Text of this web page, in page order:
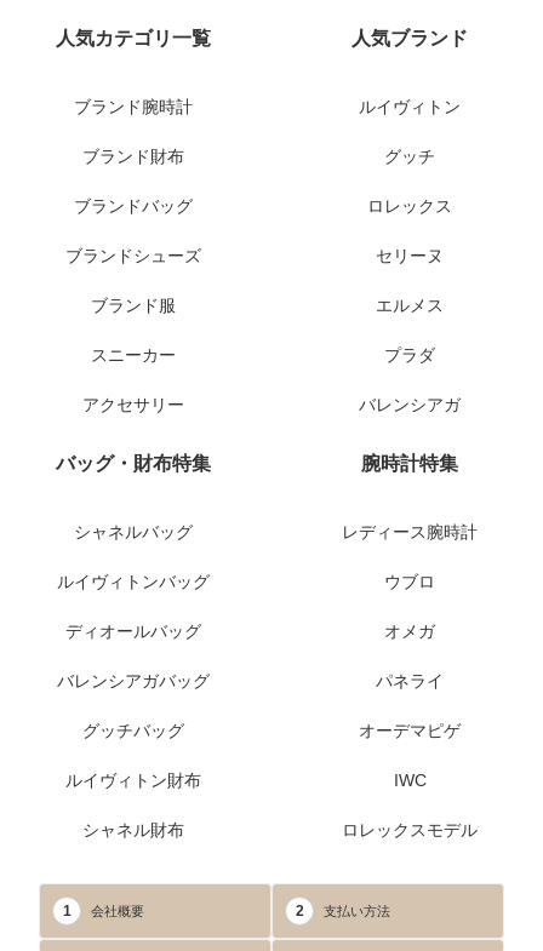
人気カテゴリ一覧
ブランド腕時計
ブランド財布
ブランドバッグ
ブランドシューズ
ブランド服
スニーカー
アクセサリー
人気ブランド
ルイヴィトン
グッチ
ロレックス
セリーヌ
エルメス
プラダ
バレンシアガ
バッグ・財布特集
シャネルバッグ
ルイヴィトンバッグ
ディオールバッグ
バレンシアガバッグ
グッチバッグ
ルイヴィトン財布
シャネル財布
腕時計特集
レディース腕時計
ウブロ
オメガ
パネライ
オーデマピゲ
IWC
ロレックスモデル
1 会社概要 2 支払い方法